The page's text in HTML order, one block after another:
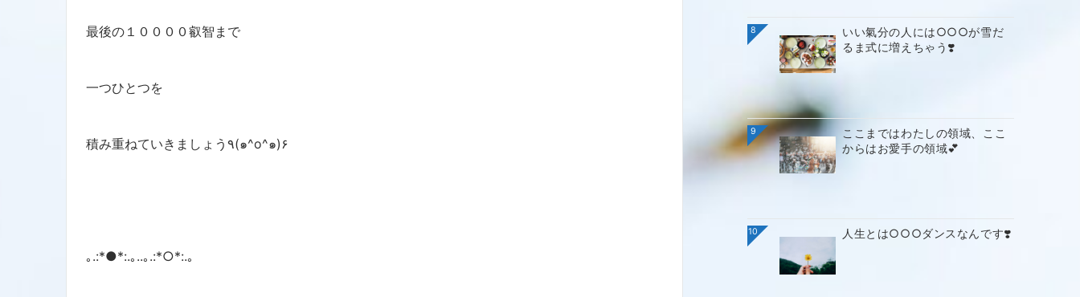
最後の１００００叡智まで
一つひとつを
積み重ねていきましょう٩(๑^o^๑)۶
｡.:*●*:.｡..｡.:*○*:.｡
8
いい氣分の人には○○○が雪だ
るま式に増えちゃう❣️
9
ここまではわたしの領域、ここ
からはお愛手の領域💕
10 人生とは○○○ダンスなんです❣️